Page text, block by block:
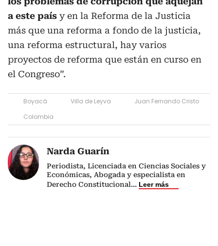
a este país y en la Reforma de la Justicia
más que una reforma a fondo de la justicia,
una reforma estructural, hay varios
proyectos de reforma que están en curso en
el Congreso”.
Boyacá Villa de Leyva
Juan Fernando Cristo
Colombia
Narda Guarín
Periodista, Licenciada en Ciencias Sociales y
Económicas, Abogada y especialista en
Derecho Constitucional... Leer más